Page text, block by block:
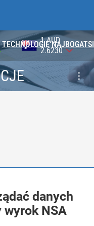
TECHNOLOGIE NAJBOGATSI
AUD
100
2.3590
danych
wyrok NSA